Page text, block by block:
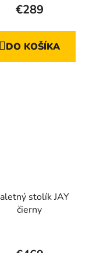
€289
DO KOŠÍKA
stolík JAY
čierny